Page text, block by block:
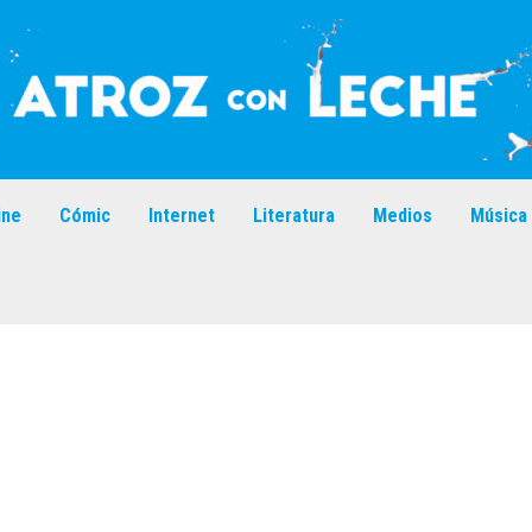
Cómic Internet Literatura Medios Música